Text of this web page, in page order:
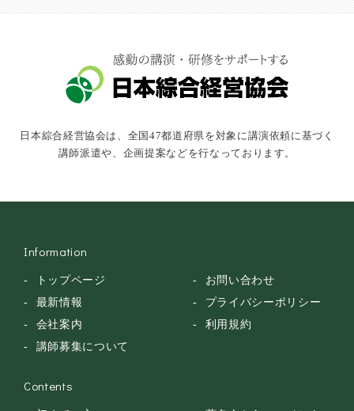
キャスター・アナウンサー
俳優・タレント・モデル
落語・講談・色物
安全大会
日本綜合経営協会は、全国47都道府県を対象に講演依頼に基づく
講師派遣や、企画提案などを行なっております。
Information
トップページ
最新情報
会社案内
講師募集について
お問い合わせ
プライバシーポリシー
利用規約
Contents